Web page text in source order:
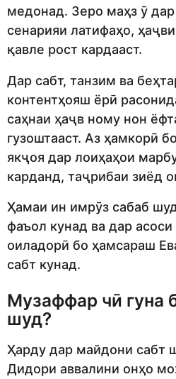
медонад. Зеро маҳз ӯ
сенарияи латифаҳо,
қавле рост кардааст.
Дар сабт, танзим ва
контентҳояш ёрӣ
саҳнаи ҳаҷв ному нон
гузоштааст. Аз ҳамкорӣ
якҷоя дар лоиҳаҳои
карданд, таҷрибаи зиёд
Ҳамаи ин имрӯз сабаб
фаъол кунад ва дар
оиладорӣ бо ҳамсараш
сабт кунад.
Музаффар чӣ гуна
шуд?
Ҳарду дар майдони сабт
Дидори аввалини онҳо